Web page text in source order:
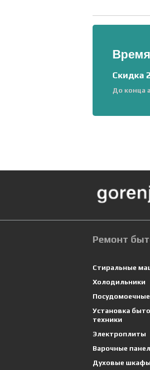
Скидка
До конца
Ремонт
Стиральные
Холодильники
Установка
техники
Электроплиты
Варочные
Духовые шкафы